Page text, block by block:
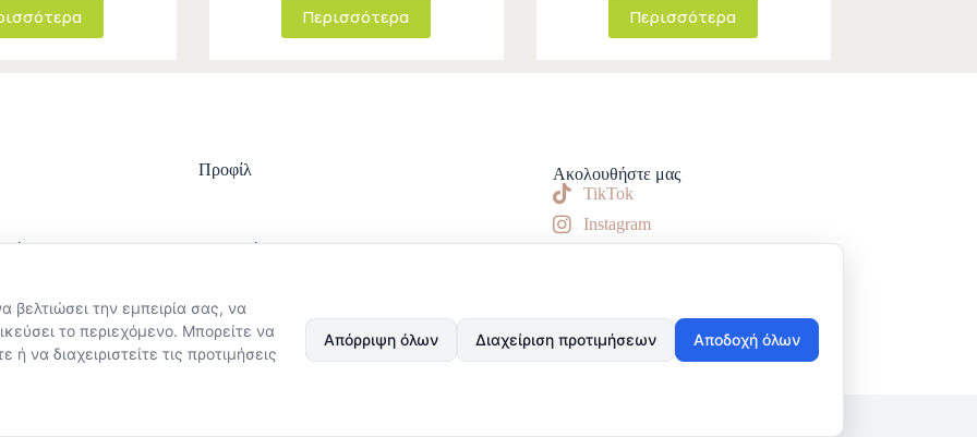
Περισσότερα Περισσότερα
χρήσης
Προφίλ
Είσοδος
Εξέλιξη παραγγελίας
Ακολουθήστε μας
TikTok
Instagram
βελτιώσει την εμπειρία σας, να
το περιεχόμενο. Μπορείτε να
να διαχειριστείτε τις προτιμήσεις
Απόρριψη όλων Διαχείριση προτιμήσεων Αποδοχή όλων